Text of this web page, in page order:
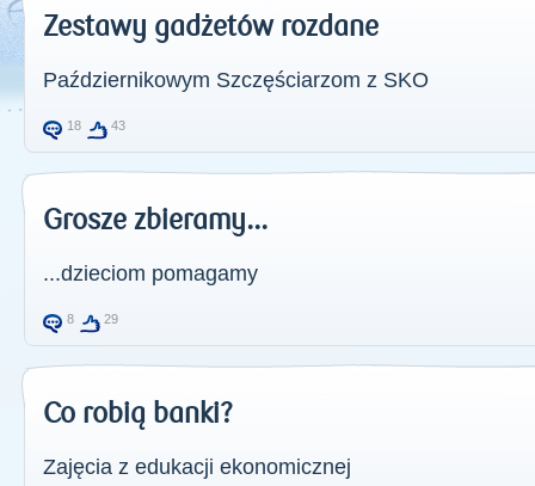
Zestawy gadżetów rozdane
Październikowym Szczęściarzom z SKO
18 43
Grosze zbieramy...
...dzieciom pomagamy
8 29
Co robią banki?
Zajęcia z edukacji ekonomicznej